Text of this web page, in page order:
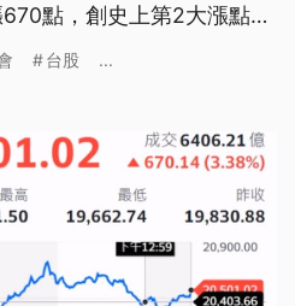
點，創史上第2大漲點，
強彈近8％，市值重返22
台股 ...